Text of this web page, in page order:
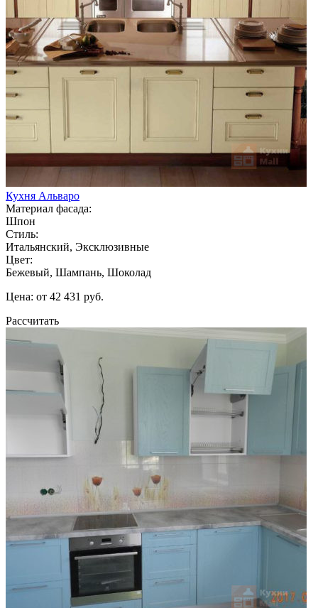
Кухня Альваро
Материал фасада:
Шпон
Стиль:
Итальянский, Эксклюзивные
Цвет:
Бежевый, Шампань, Шоколад
Цена: от 42 431 руб.
Рассчитать